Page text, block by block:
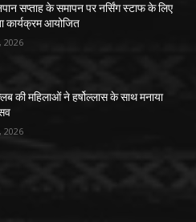
सप्ताह के समापन पर नर्सिंग स्टाफ के लिए
कार्यक्रम आयोजित
2026
की महिलाओं ने हर्षोल्लास के साथ मनाया
2026